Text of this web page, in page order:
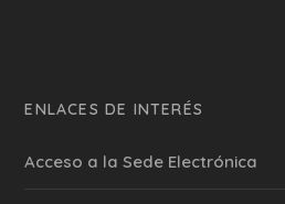
ENLACES DE INTERÉS
Acceso a la Sede Electrónica